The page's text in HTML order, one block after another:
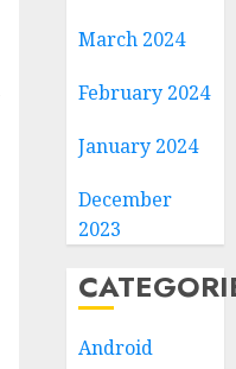
March 2024
February 2024
January 2024
December
2023
Android